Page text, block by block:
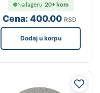
Cena:400.00 RSD
Na lageru 20+ kom
Dodaj u korpu